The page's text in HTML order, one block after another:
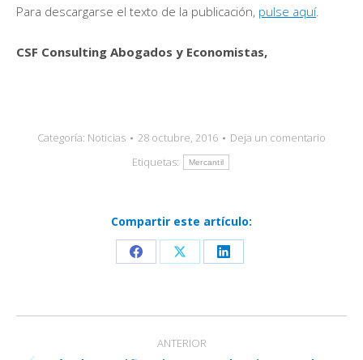
Para descargarse el texto de la publicación, pulse aquí.
CSF Consulting Abogados y Economistas,
Categoría: Noticias 28 octubre, 2016
Deja un comentario
Etiquetas:
Mercantil
Compartir este artículo:
Share
Facebook
Share
X
Share
LinkedIn
ANTERIOR